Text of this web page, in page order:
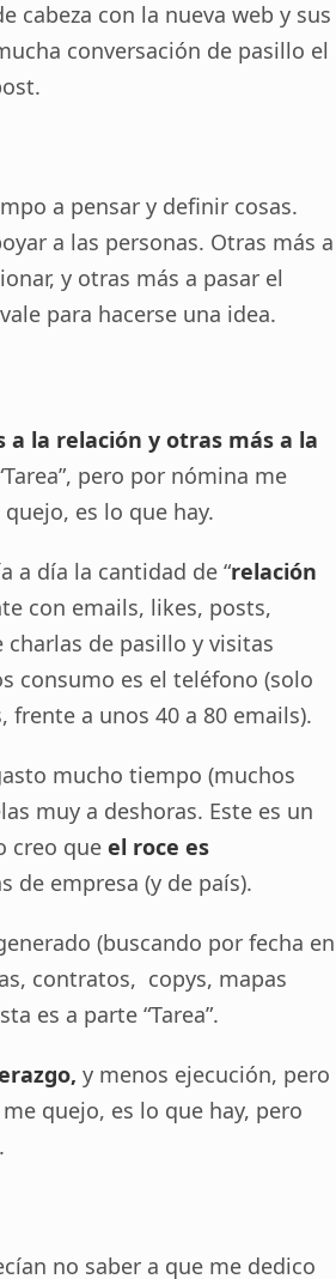
cabeza con la nueva web y sus
conversación de pasillo el
a pensar y definir cosas.
a las personas. Otras más a
y otras más a pasar el
para hacerse una idea.
a la relación y otras más a la
pero por nómina me
es lo que hay.
a día la cantidad de “relación
con emails, likes, posts,
de pasillo y visitas
consumo es el teléfono (solo
frente a unos 40 a 80 emails).
mucho tiempo (muchos
muy a deshoras. Este es un
creo que el roce es
de empresa (y de país).
(buscando por fecha en
contratos, copys, mapas
es a parte “Tarea”.
y menos ejecución, pero
quejo, es lo que hay, pero
no saber a que me dedico